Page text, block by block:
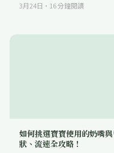
3月24日 · 16分鐘閱讀
如何挑選寶寶使用的奶嘴
狀、流速全攻略！